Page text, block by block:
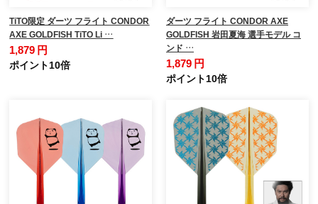
TiTO限定 ダーツ フライト CONDOR
AXE GOLDFISH TiTO Li …
1,879 円
ポイント10倍
ダーツ フライト CONDOR AXE
GOLDFISH 岩田夏海 選手モデル コ
ンド …
1,879 円
ポイント10倍